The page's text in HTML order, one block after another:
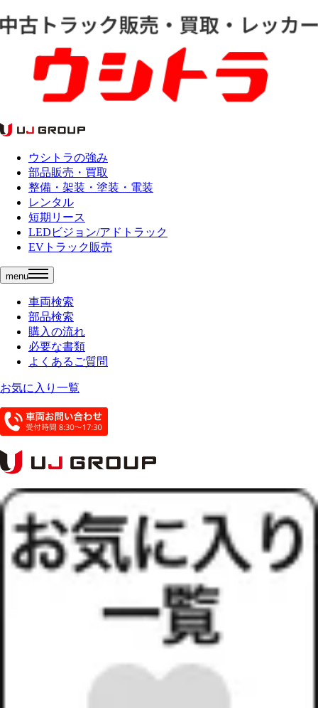
ウシトラの強み
部品販売・買取
整備・架装・塗装・電装
レンタル
短期リース
LEDビジョン/アドトラック
EVトラック販売
menu
車両検索
部品検索
購入の流れ
必要な書類
よくあるご質問
お気に入り一覧